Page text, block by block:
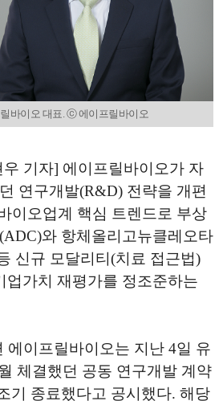
바이오 대표. ⓒ 에이프릴바이오
기자] 에이프릴바이오가 자
연구개발(R&D) 전략을 개편
이오업계 핵심 트렌드로 부상
와 항체올리고뉴클레오타
신규 모달리티(치료 접근법)
업가치 재평가를 정조준하는
에이프릴바이오는 지난 4일 유
체결했던 공동 연구개발 계약
기 종료했다고 공시했다. 해당